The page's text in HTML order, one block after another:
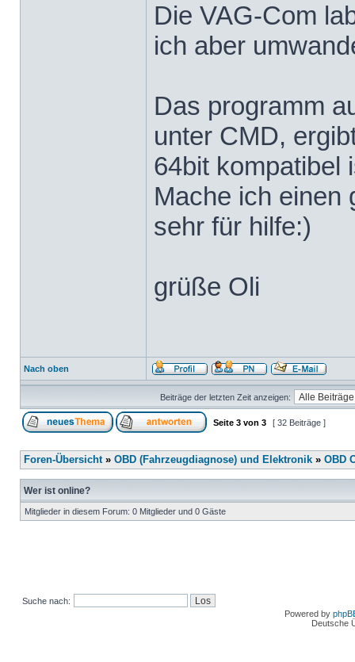
Die VAG-Com
ich aber
Das programm
unter CMD,
64bit kompatibel
Mache ich einen
sehr für hilfe:)
grüße Oli
Nach oben
Beiträge der letzten Zeit anzeigen:
Seite 3 von 3 [ 32 Beiträge ]
Foren-Übersicht» OBD (Fahrzeugdiagnose) und Elektronik » OBD
Wer ist online?
Mitglieder in diesem Forum: 0 Mitglieder und 0 Gäste
Suche nach:
Powered by
Deutsche